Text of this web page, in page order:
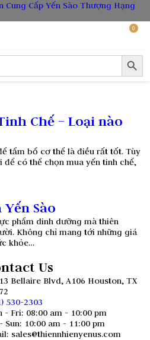
Search Button
0
Chế – Loại nào
tẩm bổ cơ thể là điều rất tốt. Tùy
có thể chọn mua yến tinh chế,
Yến Sào
phẩm dinh dưỡng mà thiên
Không chỉ mang tới những giá
khỏe…
Us
Bellaire Blvd, A106 Houston, TX
530-2303
- Fri: 08:00 am - 10:00 pm
Sun: 10:00 am - 11:00 pm
sales@thiennhienyenus.com